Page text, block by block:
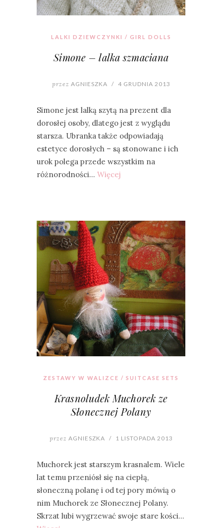
LALKI DZIEWCZYNKI / GIRL DOLLS
Simone – lalka szmaciana
przez AGNIESZKA / 4 GRUDNIA 2013
Simone jest lalką szytą na prezent dla
dorosłej osoby, dlatego jest z wyglądu
starsza. Ubranka także odpowiadają
estetyce dorosłych – są stonowane i ich
urok polega przede wszystkim na
różnorodności… Więcej
ZESTAWY W WALIZCE / SUITCASE SETS
Krasnoludek Muchorek ze
Słonecznej Polany
przez AGNIESZKA / 1 LISTOPADA 2013
Muchorek jest starszym krasnalem. Wiele
lat temu przeniósł się na ciepłą,
słoneczną polanę i od tej pory mówią o
nim Muchorek ze Słonecznej Polany.
Skrzat lubi wygrzewać swoje stare kości…